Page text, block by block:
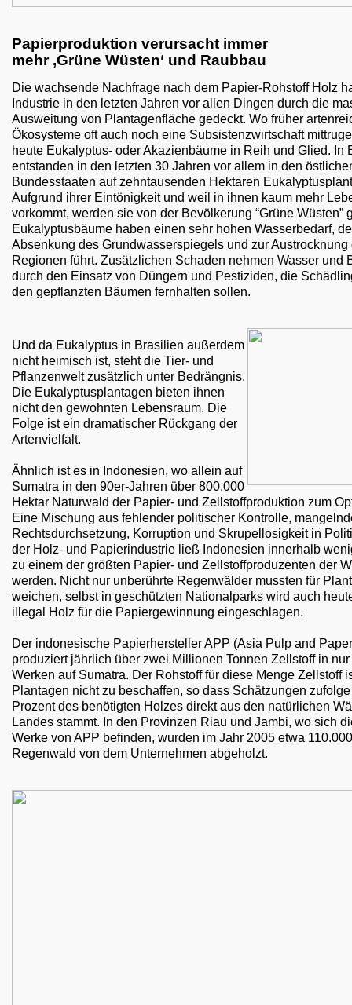
Papierproduktion verursacht immer
mehr ‚Grüne Wüsten‘ und Raubbau
Die wachsende Nachfrage nach dem Papier-Rohstoff Holz
Industrie in den letzten Jahren vor allen Dingen durch die
Ausweitung von Plantagenfläche gedeckt. Wo früher
Ökosysteme oft auch noch eine Subsistenzwirtschaft
heute Eukalyptus- oder Akazienbäume in Reih und Glied. In
entstanden in den letzten 30 Jahren vor allem in den
Bundesstaaten auf zehntausenden Hektaren
Aufgrund ihrer Eintönigkeit und weil in ihnen kaum mehr
vorkommt, werden sie von der Bevölkerung “Grüne Wüsten”
Eukalyptusbäume haben einen sehr hohen Wasserbedarf,
Absenkung des Grundwasserspiegels und zur Austrocknung
Regionen führt. Zusätzlichen Schaden nehmen Wasser und
durch den Einsatz von Düngern und Pestiziden, die
den gepflanzten Bäumen fernhalten sollen.
Und da Eukalyptus in Brasilien außerdem
nicht heimisch ist, steht die Tier- und
Pflanzenwelt zusätzlich unter Bedrängnis.
Die Eukalyptusplantagen bieten ihnen
nicht den gewohnten Lebensraum. Die
Folge ist ein dramatischer Rückgang der
Artenvielfalt.
Ähnlich ist es in Indonesien, wo allein auf
Sumatra in den 90er-Jahren über 800.000
Hektar Naturwald der Papier- und Zellstoffproduktion zum
Eine Mischung aus fehlender politischer Kontrolle,
Rechtsdurchsetzung, Korruption und Skrupellosigkeit in
der Holz- und Papierindustrie ließ Indonesien innerhalb
zu einem der größten Papier- und Zellstoffproduzenten der
werden. Nicht nur unberührte Regenwälder mussten für
weichen, selbst in geschützten Nationalparks wird auch
illegal Holz für die Papiergewinnung eingeschlagen.
Der indonesische Papierhersteller APP (Asia Pulp and
produziert jährlich über zwei Millionen Tonnen Zellstoff in
Werken auf Sumatra. Der Rohstoff für diese Menge Zellstoff
Plantagen nicht zu beschaffen, so dass Schätzungen
Prozent des benötigten Holzes direkt aus den natürlichen
Landes stammt. In den Provinzen Riau und Jambi, wo sich
Werke von APP befinden, wurden im Jahr 2005 etwa
Regenwald von dem Unternehmen abgeholzt.